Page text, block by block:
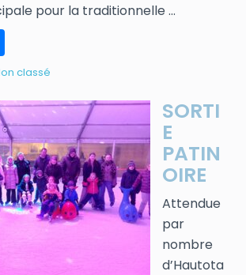
pour la traditionnelle ...
classé
SORTI
E
PATIN
OIRE
Attendue
par
nombre
d’Hautota